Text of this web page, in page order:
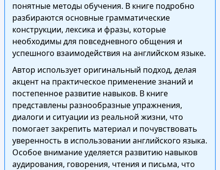
понятные методы обучения. В книге подробно
разбираются основные грамматические
конструкции, лексика и фразы, которые
необходимы для повседневного общения и
успешного взаимодействия на английском языке.
Автор использует оригинальный подход, делая
акцент на практическое применение знаний и
постепенное развитие навыков. В книге
представлены разнообразные упражнения,
диалоги и ситуации из реальной жизни, что
помогает закрепить материал и почувствовать
уверенность в использовании английского языка.
Особое внимание уделяется развитию навыков
аудирования, говорения, чтения и письма, что